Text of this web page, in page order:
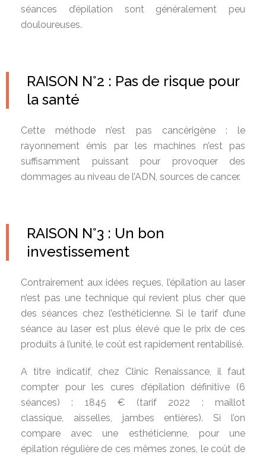
séances d’épilation sont généralement peu
douloureuses.
RAISON N°2 : Pas de risque pour
la santé
Cette méthode n’est pas cancérigène : le
rayonnement émis par les machines n’est pas
suffisamment puissant pour provoquer des
dommages au niveau de l’ADN, sources de cancer.
RAISON N°3 : Un bon
investissement
Contrairement aux idées reçues, l’épilation au laser
n’est pas une technique qui revient plus cher que
des séances chez l’esthéticienne. Si le tarif d’une
séance au laser est plus élevé que le prix de ces
produits à l’unité, le coût est rapidement rentabilisé.
A titre indicatif, chez Clinic Renaissance, il faut
compter pour les cures d’épilation définitive (6
séances) : 1845 € (tarif 2022 : maillot
classique, aisselles, jambes entières). Si l’on
compare avec une esthéticienne, pour une
épilation régulière de ces mêmes zones, le coût de